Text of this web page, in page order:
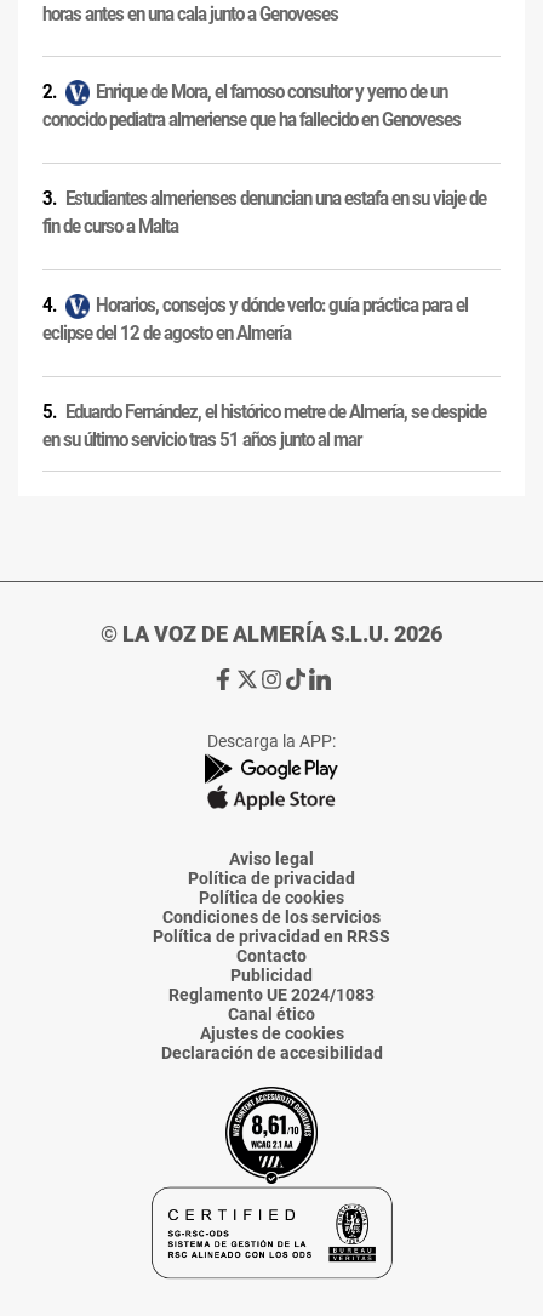
horas antes en una cala junto a Genoveses
Enrique de Mora, el famoso consultor y yerno de un
conocido pediatra almeriense que ha fallecido en Genoveses
Estudiantes almerienses denuncian una estafa en su viaje de
fin de curso a Malta
Horarios, consejos y dónde verlo: guía práctica para el
eclipse del 12 de agosto en Almería
Eduardo Fernández, el histórico metre de Almería, se despide
en su último servicio tras 51 años junto al mar
© LA VOZ DE ALMERÍA S.L.U. 2026
Ir
de
La
Voz
Almería
Ir
de
La
Voz
Almería
Ir
de
La
Voz
Almería
Ir
de
La
Voz
Almería
Ir
de
La
Voz
Descarga la APP:
Aviso legal
Política de privacidad
Política de cookies
Condiciones de los servicios
Política de privacidad en RRSS
Contacto
Publicidad
Reglamento UE 2024/1083
Canal ético
Ajustes de cookies
Declaración de accesibilidad